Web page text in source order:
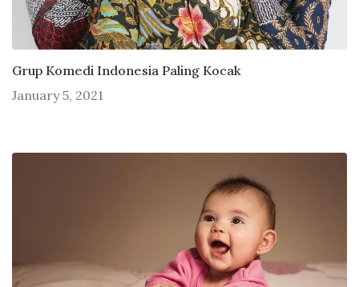
Grup Komedi Indonesia Paling Kocak
January 5, 2021